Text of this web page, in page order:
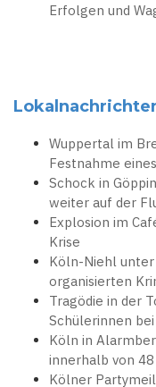
Erfolgen und
Wuppertal im
Festnahme
Schock in
weiter auf der
Explosion im
Krise
Köln-Niehl unter
organisierten
Tragödie in der
Schülerinnen
Köln in
innerhalb von
Kölner